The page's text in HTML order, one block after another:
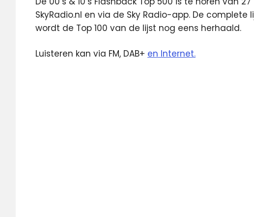
SkyRadio.nl en via de Sky Radio-app. De complete
wordt de Top 100 van de lijst nog eens herhaald.
Luisteren kan via FM, DAB+ en Internet.